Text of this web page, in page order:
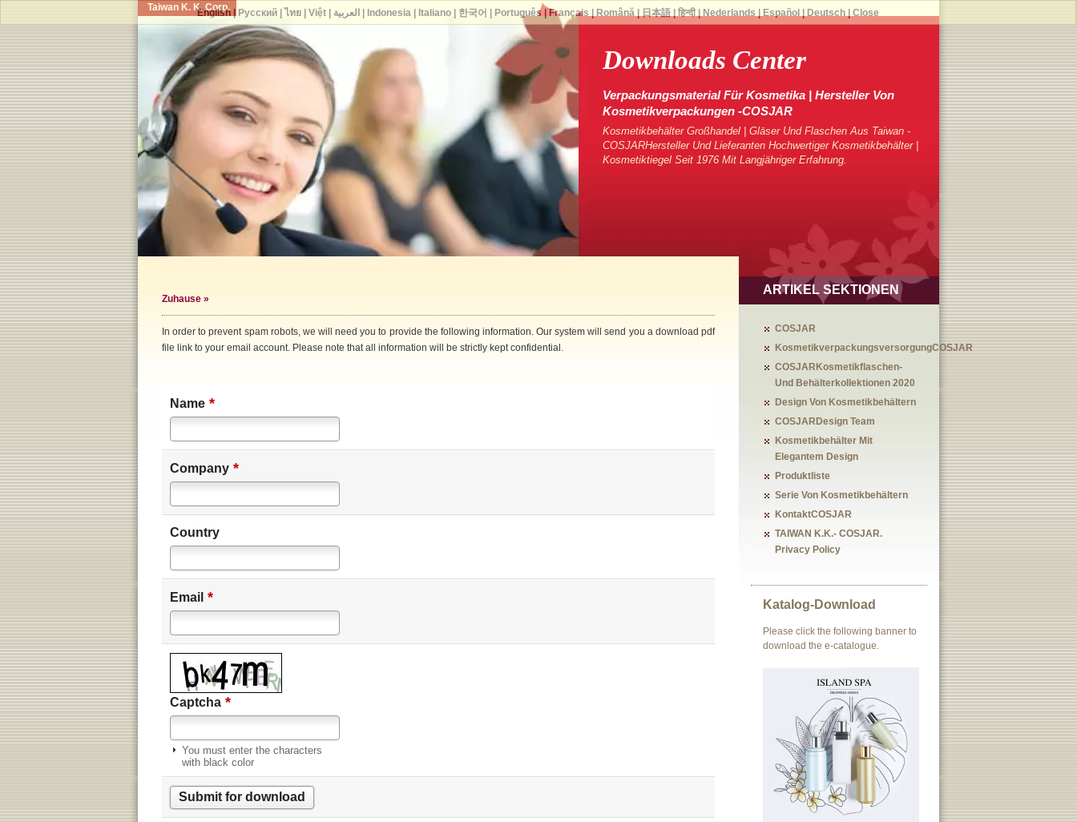
Taiwan K. K. Corp.
Downloads Center
Verpackungsmaterial Für Kosmetika | Hersteller Von
Kosmetikverpackungen -COSJAR
Kosmetikbehälter Großhandel | Gläser Und Flaschen Aus Taiwan -
COSJARHersteller Und Lieferanten Hochwertiger Kosmetikbehälter |
Kosmetiktiegel Seit 1976 Mit Langjähriger Erfahrung.
Zuhause »
In order to prevent spam robots, we will need you to provide the following information. Our system will send you a download pdf
file link to your email account. Please note that all information will be strictly kept confidential.
Name *
Company *
Country
Email *
Captcha *
You must enter the characters
with black color
ARTIKEL SEKTIONEN
COSJAR
KosmetikverpackungsversorgungCOSJAR
COSJARKosmetikflaschen-
Und Behälterkollektionen 2020
Design Von Kosmetikbehältern
COSJARDesign Team
Kosmetikbehälter Mit
Elegantem Design
Produktliste
Serie Von Kosmetikbehältern
KontaktCOSJAR
TAIWAN K.K.- COSJAR.
Privacy Policy
Katalog-Download
Please click the following banner to
download the e-catalogue.
English| Русский| ไทย| Việt| العربية Indonesia| Italiano| 한국어 Português Français Română| 日本語| हिन्दी| Nederlands Español Deutsch| Close